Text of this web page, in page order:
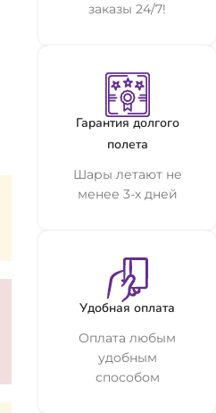
заказы 24/7!
Гарантия долгого
полета
Шары летают не
менее 3-х дней
Удобная оплата
Оплата любым
удобным
способом